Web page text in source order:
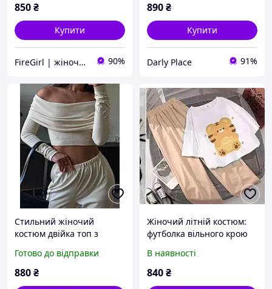
850₴
Купити
FireGirl | жіночий одяг 90%
890₴
Купити
Darly Place 91%
Стильний жіночий
костюм двійка топ з
довгим рукавом та вільні
штани на резинці
Готово до відправки
880₴
Жіночий літній костюм:
футболка вільного крою
В наявності
840₴